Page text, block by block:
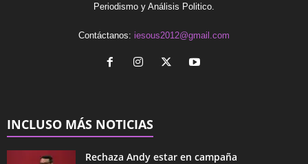
Periodismo y Análisis Politico.
Contáctanos: iesous2012@gmail.com
INCLUSO MÁS NOTICIAS
Rechaza Andy estar en campaña